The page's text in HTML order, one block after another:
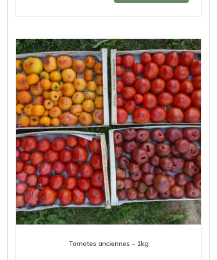
nouvelles
1kg
Tomates anciennes – 1kg